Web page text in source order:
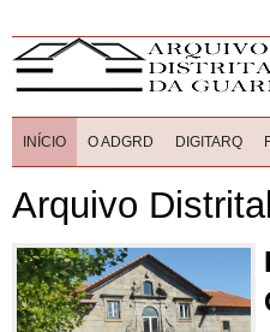
INÍCIO O ADGRD DIGITARQ
Arquivo